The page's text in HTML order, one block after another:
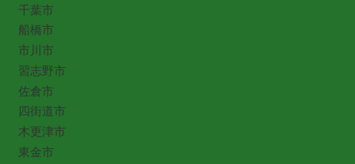
千葉市
船橋市
市川市
習志野市
佐倉市
四街道市
木更津市
東金市